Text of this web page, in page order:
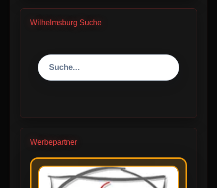
Wilhelmsburg Suche
Werbepartner